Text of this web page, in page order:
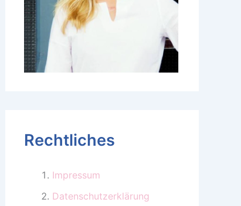
Rechtliches
Impressum
Datenschutzerklärung